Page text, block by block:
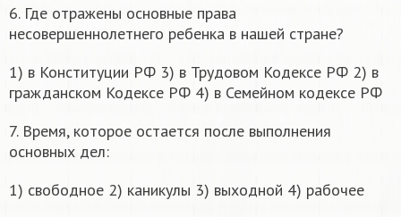
6. Где отражены основные права
несовершеннолетнего ребенка в нашей стране?
1) в Конституции РФ 3) в Трудовом Кодексе РФ 2) в
гражданском Кодексе РФ 4) в Семейном кодексе РФ
7. Время, которое остается после выполнения
основных дел:
1) свободное 2) каникулы 3) выходной 4) рабочее